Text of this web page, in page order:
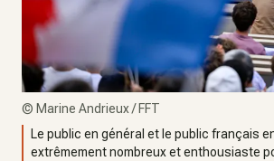
© Marine Andrieux / FFT
Le public en général et le public français
extrêmement nombreux et enthousiaste